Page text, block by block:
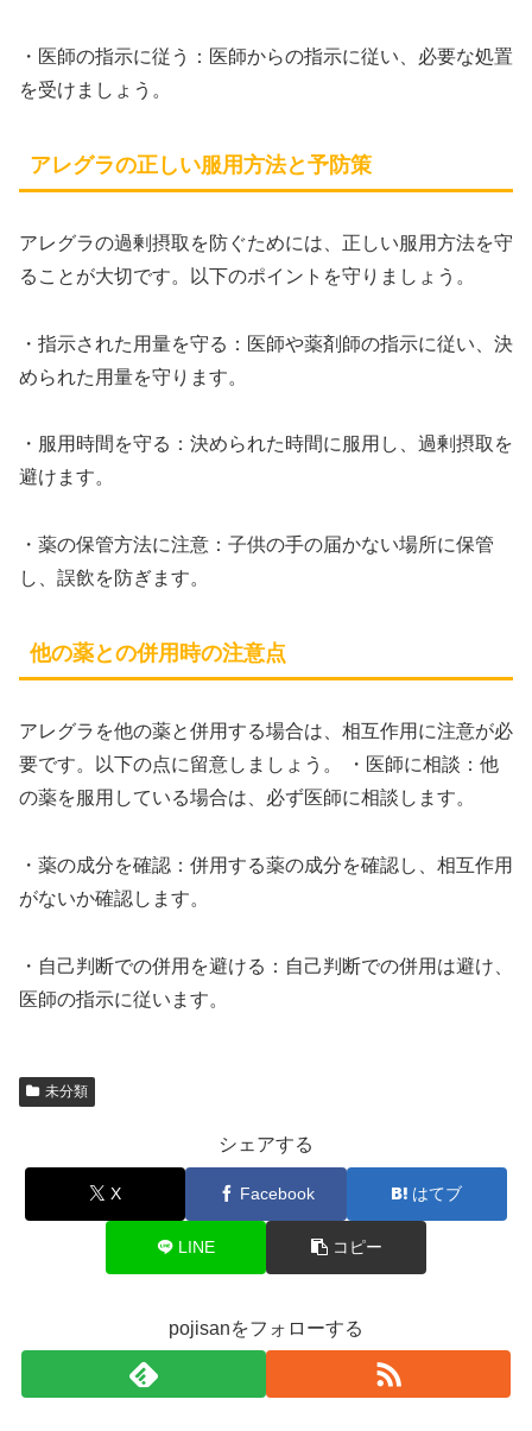
・医師の指示に従う：医師からの指示に従い、必要な処置
を受けましょう。
アレグラの正しい服用方法と予防策
アレグラの過剰摂取を防ぐためには、正しい服用方法を守
ることが大切です。以下のポイントを守りましょう。
・指示された用量を守る：医師や薬剤師の指示に従い、決
められた用量を守ります。
・服用時間を守る：決められた時間に服用し、過剰摂取を
避けます。
・薬の保管方法に注意：子供の手の届かない場所に保管
し、誤飲を防ぎます。
他の薬との併用時の注意点
アレグラを他の薬と併用する場合は、相互作用に注意が必
要です。以下の点に留意しましょう。 ・医師に相談：他
の薬を服用している場合は、必ず医師に相談します。
・薬の成分を確認：併用する薬の成分を確認し、相互作用
がないか確認します。
・自己判断での併用を避ける：自己判断での併用は避け、
医師の指示に従います。
未分類
シェアする
X Facebook はてブ
LINE コピー
pojisanをフォローする